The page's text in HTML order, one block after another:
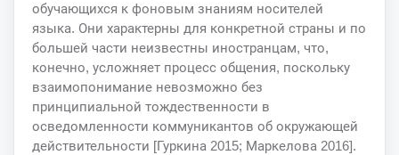
обучающихся к фоновым знаниям носителей
языка. Они характерны для конкретной страны и по
большей части неизвестны иностранцам, что,
конечно, усложняет процесс общения, поскольку
взаимопонимание невозможно без
принципиальной тождественности в
осведомленности коммуникантов об окружающей
действительности [Гуркина 2015; Маркелова 2016].